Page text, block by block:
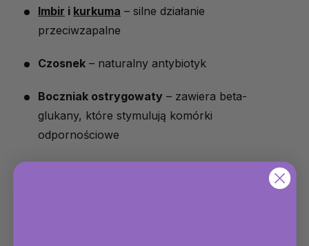
Imbir i kurkuma – silne działanie
przeciwzapalne
Czosnek – naturalny antybiotyk
Boczniak ostrygowaty – zawiera beta-
glukany, które stymulują komórki
odpornościowe